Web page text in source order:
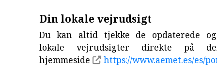
Din lokale vejrudsigt
Du kan altid tjekke de opdaterede
lokale vejrudsigter direkte på
hjemmeside
https://www.aemet.es/es/